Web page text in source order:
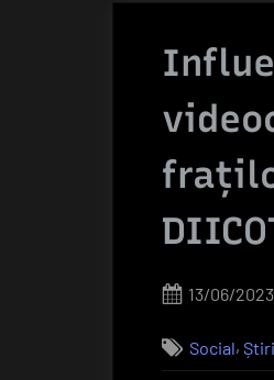
Posted
13/06/2023
Social, Știri